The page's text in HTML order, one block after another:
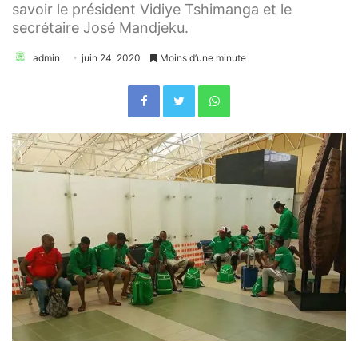
savoir le président Vidiye Tshimanga et le
secrétaire José Mandjeku.
admin juin 24, 2020 Moins d’une minute
FacebookTwitterWhatsApp